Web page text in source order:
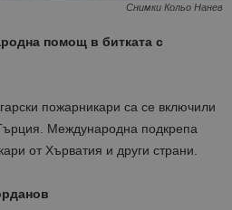
Снимки Кольо Нанев
помощ в битката с
пожарникари са се включили
Международна подкрепа
от Хърватия и други страни.